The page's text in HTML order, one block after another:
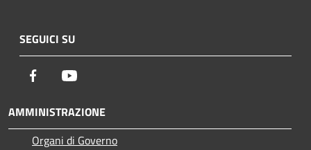
SEGUICI SU
Facebook
AMMINISTRAZIONE
Organi di Governo